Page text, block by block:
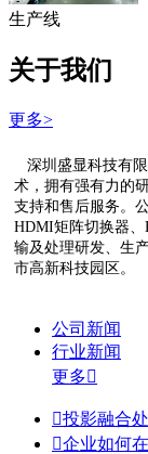
生产线
关于我们
更多>
深圳盛显科技有
术，拥有强有力的
支持和售后服务。
HDMI矩阵切换器
输及处理研发、生
市高新科技园区。
公司新闻
行业新闻
更多
投影融合
企业如何